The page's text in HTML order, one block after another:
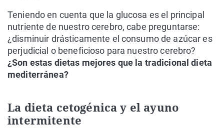
Teniendo en cuenta que la glucosa es el principal
nutriente de nuestro cerebro, cabe preguntarse:
¿disminuir drásticamente el consumo de azúcar es
perjudicial o beneficioso para nuestro cerebro?
¿Son estas dietas mejores que la tradicional dieta
mediterránea?
La dieta cetogénica y el ayuno
intermitente